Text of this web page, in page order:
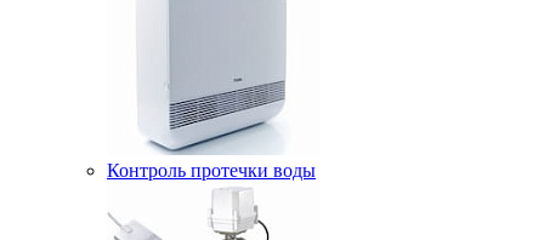
Контроль протечки воды